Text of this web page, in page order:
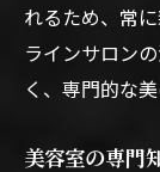
れるため、常
ラインサロン
く、専門的な
美容室の専門